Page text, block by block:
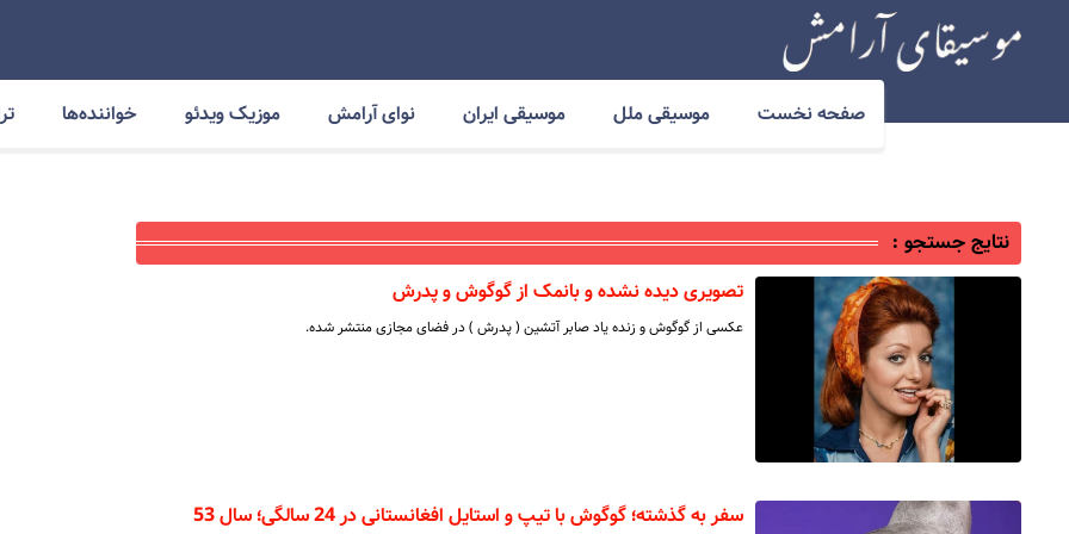
صفحه نخست موسیقی ملل موسیقی ایران نوای آرامش موزیک ویدئو خواننده‌ها
نتایج جستجو :
تصویری دیده نشده و بانمک از گوگوش و پدرش
عکسی از گوگوش و زنده یاد صابر آتشین ( پدرش ) در فضای مجازی منتشر شده.
سفر به گذشته؛ گوگوش با تیپ و استایل افغانستانی در 24 سالگی؛ سال 53